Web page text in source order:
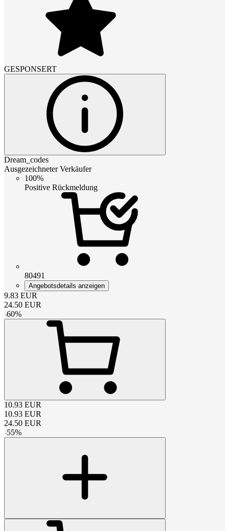
GESPONSERT
Dream_codes
Ausgezeichneter Verkäufer
100%
Positive Rückmeldung
80491
Angebotsdetails anzeigen
9.83 EUR
24.50 EUR
-60%
10.93 EUR
10.93 EUR
24.50 EUR
-55%